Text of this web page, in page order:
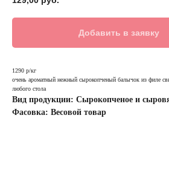
Добавить в заявку
1290 р/кг
очень ароматный нежный сырокопченый балычок из филе
любого стола
Вид продукции: Сырокопченое и
Фасовка: Весовой товар